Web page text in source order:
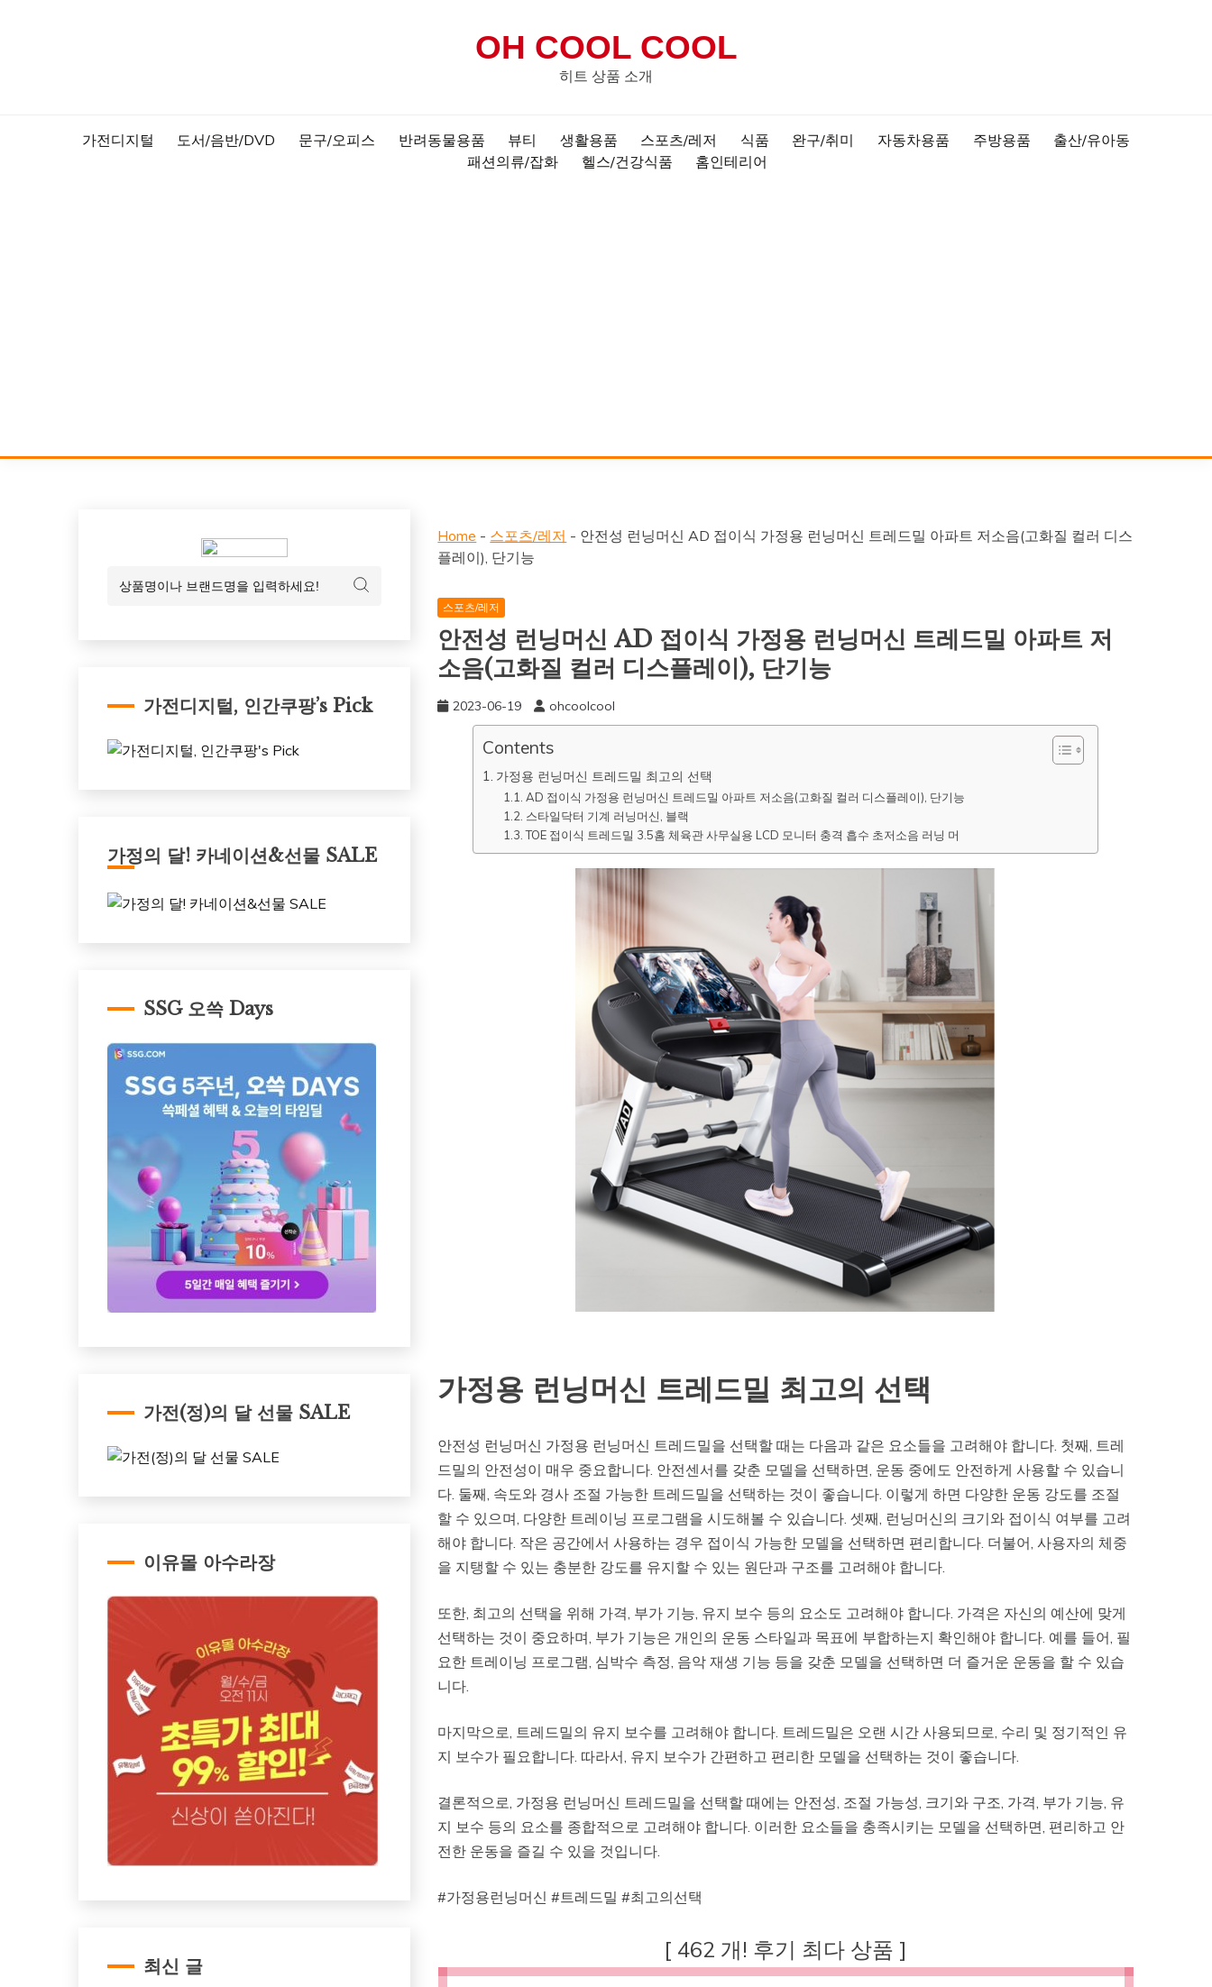
OH COOL COOL
히트 상품 소개
가전디지털 도서/음반/DVD 문구/오피스 반려동물용품 뷰티 생활용품 스포츠/레저 식품 완구/취미 자동차용품 주방용품
출산/유아동
패션의류/잡화
헬스/건강식품 홈인테리어
Home - 스포츠/레저 - 안전성 런닝머신 AD 접이식 가정용 런닝머신 트레드밀 아파트 저소음(고화질 컬러 디스
플레이), 단기능
스포츠/레저
안전성 런닝머신 AD 접이식 가정용 런닝머신 트레드밀 아파트 저
소음(고화질 컬러 디스플레이), 단기능
2023-06-19 ohcoolcool
Contents
가정용 런닝머신 트레드밀 최고의 선택
AD 접이식 가정용 런닝머신 트레드밀 아파트 저소음(고화질 컬러 디스플레이), 단기능
스타일닥터 기계 러닝머신, 블랙
TOE 접이식 트레드밀 3.5홈 체육관 사무실용 LCD 모니터 충격 흡수 초저소음 러닝 머
가정용 런닝머신 트레드밀 최고의 선택
안전성 런닝머신 가정용 런닝머신 트레드밀을 선택할 때는 다음과 같은 요소들을 고려해야 합니다. 첫째, 트레
드밀의 안전성이 매우 중요합니다. 안전센서를 갖춘 모델을 선택하면, 운동 중에도 안전하게 사용할 수 있습니
다. 둘째, 속도와 경사 조절 가능한 트레드밀을 선택하는 것이 좋습니다. 이렇게 하면 다양한 운동 강도를 조절
할 수 있으며, 다양한 트레이닝 프로그램을 시도해볼 수 있습니다. 셋째, 런닝머신의 크기와 접이식 여부를 고려
해야 합니다. 작은 공간에서 사용하는 경우 접이식 가능한 모델을 선택하면 편리합니다. 더불어, 사용자의 체중
을 지탱할 수 있는 충분한 강도를 유지할 수 있는 원단과 구조를 고려해야 합니다.
또한, 최고의 선택을 위해 가격, 부가 기능, 유지 보수 등의 요소도 고려해야 합니다. 가격은 자신의 예산에 맞게
선택하는 것이 중요하며, 부가 기능은 개인의 운동 스타일과 목표에 부합하는지 확인해야 합니다. 예를 들어, 필
요한 트레이닝 프로그램, 심박수 측정, 음악 재생 기능 등을 갖춘 모델을 선택하면 더 즐거운 운동을 할 수 있습
니다.
마지막으로, 트레드밀의 유지 보수를 고려해야 합니다. 트레드밀은 오랜 시간 사용되므로, 수리 및 정기적인 유
지 보수가 필요합니다. 따라서, 유지 보수가 간편하고 편리한 모델을 선택하는 것이 좋습니다.
결론적으로, 가정용 런닝머신 트레드밀을 선택할 때에는 안전성, 조절 가능성, 크기와 구조, 가격, 부가 기능, 유
지 보수 등의 요소를 종합적으로 고려해야 합니다. 이러한 요소들을 충족시키는 모델을 선택하면, 편리하고 안
전한 운동을 즐길 수 있을 것입니다.
#가정용런닝머신 #트레드밀 #최고의선택
[ 462 개! 후기 최다 상품 ]
가전디지털, 인간쿠팡’s Pick
가정의 달! 카네이션&선물 SALE
SSG 오쓱 Days
가전(정)의 달 선물 SALE
이유몰 아수라장
최신 글